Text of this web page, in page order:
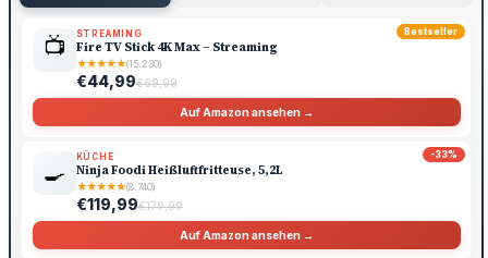
Bestseller
📺 STREAMING
Fire TV Stick 4K Max – Streaming
★★★★★(15.230)
€44,99€69,99
Auf Amazon ansehen →
-33%
🍳
KÜCHE
Ninja Foodi Heißluftfritteuse, 5,2L
★★★★★(8.740)
€119,99€179,99
Auf Amazon ansehen →